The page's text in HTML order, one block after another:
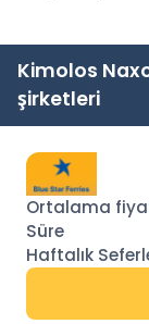
Kimolos
şirketleri